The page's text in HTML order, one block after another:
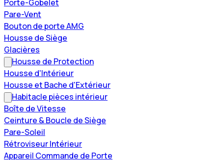
Porte-Gobelet
Pare-Vent
Bouton de porte AMG
Housse de Siège
Glacières
Housse de Protection
Housse d'Intérieur
Housse et Bache d'Extérieur
Habitacle pièces intérieur
Boîte de Vitesse
Ceinture & Boucle de Siège
Pare-Soleil
Rétroviseur Intérieur
Appareil Commande de Porte